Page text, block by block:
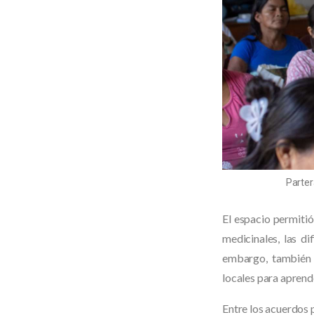
El espacio
medicinales, las
embargo,
locales para
Entre los acuerdos